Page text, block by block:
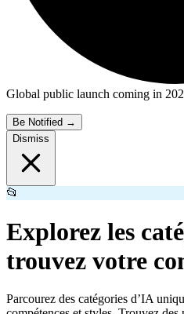
Global public launch coming in
Be Notified →
Dismiss
📂
Explorez les
trouvez votre
Parcourez des catégories d’IA